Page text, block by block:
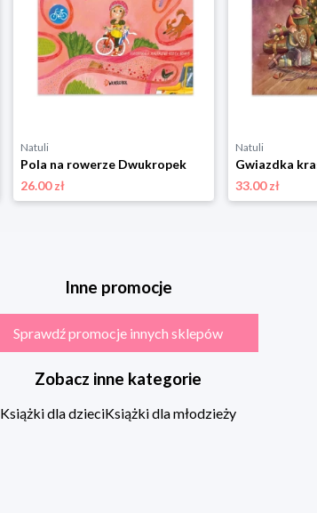
Natuli
Pola na rowerze Dwukropek
26.00 zł
Natuli
33.00 zł
Inne promocje
Sprawdź promocje innych sklepów
Zobacz inne kategorie
Książki dla dzieciKsiążki dla młodzieży